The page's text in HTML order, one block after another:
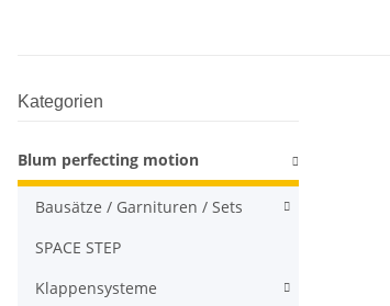
Kategorien
Blum perfecting motion
Bausätze / Garnituren / Sets
SPACE STEP
Klappensysteme